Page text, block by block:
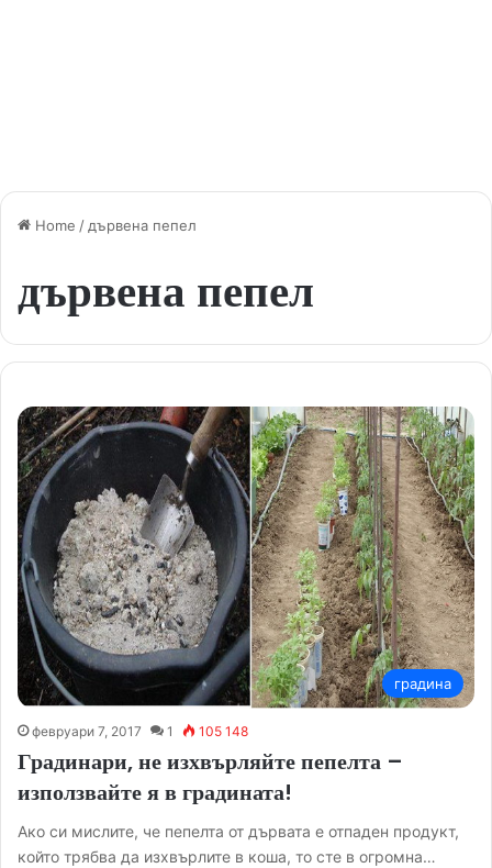
Home / дървена пепел
дървена пепел
градина
февруари 7, 2017 1 105 148
Градинари, не изхвърляйте пепелта –
използвайте я в градината!
Ако си мислите, че пепелта от дървата е отпаден продукт,
който трябва да изхвърлите в коша, то сте в огромна…